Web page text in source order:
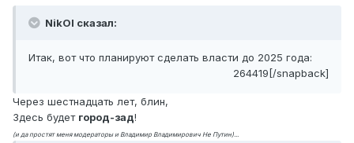
NikOl сказал:
Итак, вот что планируют сделать власти до 2025 года:
264419[/snapback]
Через шестнадцать лет, блин,
Здесь будет город-зад!
(и да простят меня модераторы и Владимир Владимирович Не Путин)...